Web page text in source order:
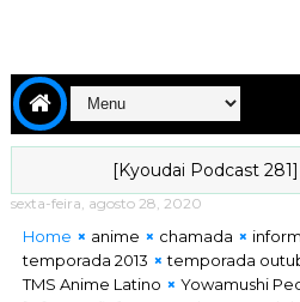
[Kyoudai Podcast 281]
sexta-feira, agosto 28, 2020
Home anime chamada
temporada 2013
temporada
TMS Anime Latino
Yowamushi